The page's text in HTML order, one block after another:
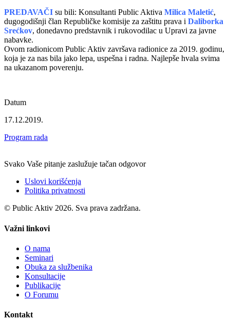
PREDAVAČI su bili: Konsultanti Public Aktiva Milica Maletić,
dugogodišnji član Republičke komisije za zaštitu prava i Daliborka
Srećkov, donedavno predstavnik i rukovodilac u Upravi za javne
nabavke.
Ovom radionicom Public Aktiv završava radionice za 2019. godinu,
koja je za nas bila jako lepa, uspešna i radna. Najlepše hvala svima
na ukazanom poverenju.
Datum
17.12.2019.
Program rada
Svako Vaše pitanje zaslužuje tačan odgovor
Uslovi korišćenja
Politika privatnosti
© Public Aktiv 2026. Sva prava zadržana.
Važni linkovi
O nama
Seminari
Obuka za službenika
Konsultacije
Publikacije
O Forumu
Kontakt